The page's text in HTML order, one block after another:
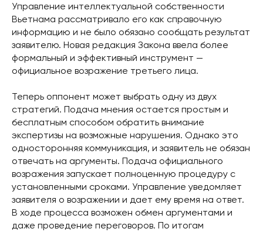
Управление интеллектуальной собственности
Вьетнама рассматривало его как справочную
информацию и не было обязано сообщать результат
заявителю. Новая редакция Закона ввела более
формальный и эффективный инструмент —
официальное возражение третьего лица.
Теперь оппонент может выбрать одну из двух
стратегий. Подача мнения остается простым и
бесплатным способом обратить внимание
экспертизы на возможные нарушения. Однако это
односторонняя коммуникация, и заявитель не обязан
отвечать на аргументы. Подача официального
возражения запускает полноценную процедуру с
установленными сроками. Управление уведомляет
заявителя о возражении и дает ему время на ответ.
В ходе процесса возможен обмен аргументами и
даже проведение переговоров. По итогам